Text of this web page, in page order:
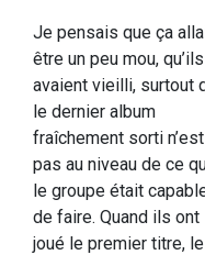
Je pensais que ça
être un peu mou, qu’ils
avaient vieilli, surtout
le dernier album
fraîchement sorti n’est
pas au niveau de ce
le groupe était
de faire. Quand ils ont
joué le premier titre, le